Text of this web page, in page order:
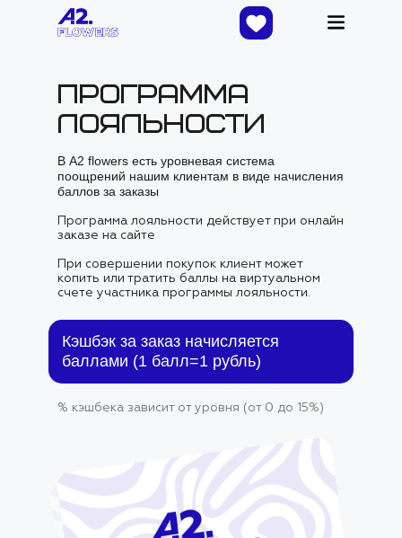
Программа
лояльности
В А2 flowers есть уровневая система
поощрений нашим клиентам в виде начисления
баллов за заказы
Программа лояльности действует при онлайн
заказе на сайте
При совершении покупок клиент может
копить или тратить баллы на виртуальном
счете участника программы лояльности.
Кэшбэк за заказ начисляется
баллами (1 балл=1 рубль)
% кэшбека зависит от уровня (от 0 до 15%)